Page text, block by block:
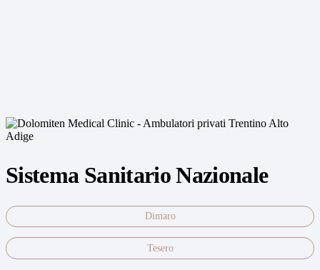
Sistema Sanitario Nazionale
Dimaro
Tesero